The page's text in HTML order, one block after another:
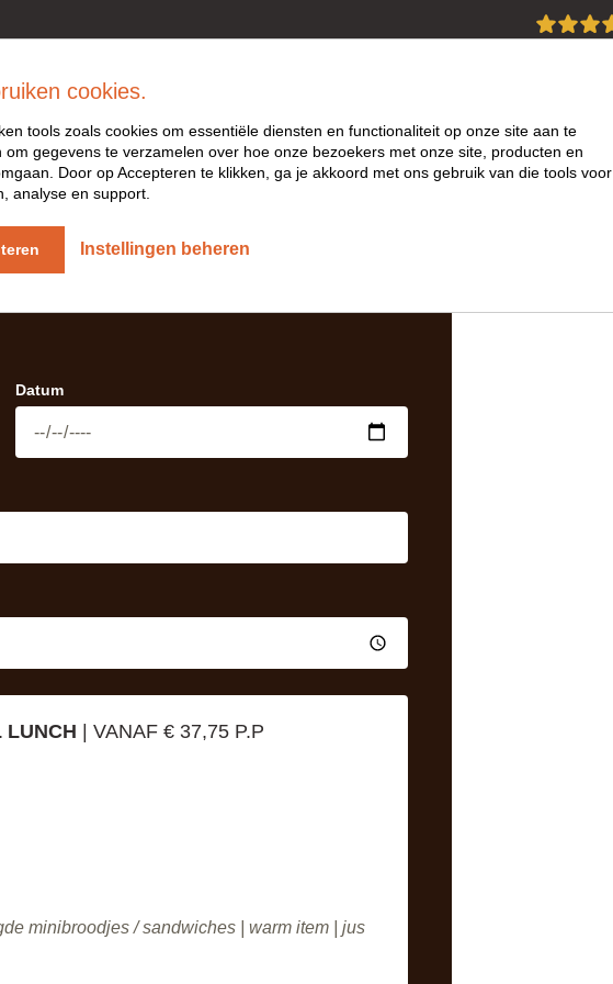
AANVRAGEN
Datum
LUNCH | VANAF € 37,75 P.P
minibroodjes / sandwiches | warm item | jus
cookies.
tools zoals cookies om essentiële diensten en functionaliteit op onze site aan te
om gegevens te verzamelen over hoe onze bezoekers met onze site, producten en
Door op Accepteren te klikken, ga je akkoord met ons gebruik van die tools voor
analyse en support.
Instellingen beheren